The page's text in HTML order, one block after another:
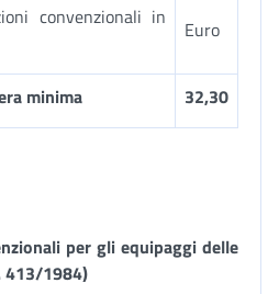
convenzionali in
Euro
minima 32,30
per gli equipaggi delle
413/1984)